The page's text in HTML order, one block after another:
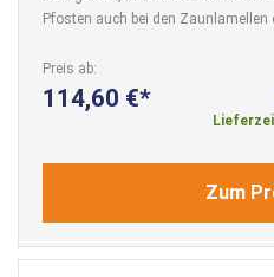
Pfosten auch bei den Zaunlamellen
Preis ab
114,60 €
Zum